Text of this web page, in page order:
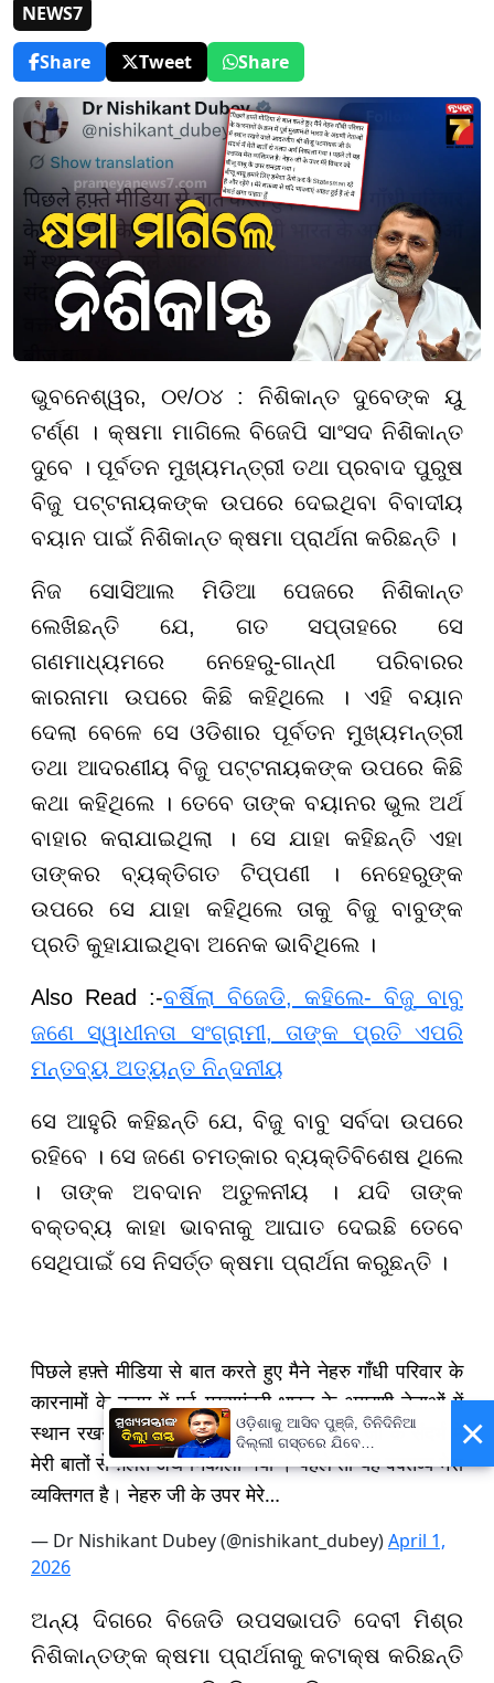
NEWS7
Share
Tweet Share
ଭୁବନେଶ୍ୱର, ୦୧/୦୪ : ନିଶିକାନ୍ତ ଦୁବେଙ୍କ ୟୁ
ଟର୍ଣ୍ଣ । କ୍ଷମା ମାଗିଲେ ବିଜେପି ସାଂସଦ ନିଶିକାନ୍ତ
ଦୁବେ । ପୂର୍ବତନ ମୁଖ୍ୟମନ୍ତ୍ରୀ ତଥା ପ୍ରବାଦ ପୁରୁଷ
ବିଜୁ ପଟ୍ଟନାୟକଙ୍କ ଉପରେ ଦେଇଥିବା ବିବାଦୀୟ
ବୟାନ ପାଇଁ ନିଶିକାନ୍ତ କ୍ଷମା ପ୍ରାର୍ଥନା କରିଛନ୍ତି ।
ନିଜ ସୋସିଆଲ ମିଡିଆ ପେଜରେ ନିଶିକାନ୍ତ
ଲେଖିଛନ୍ତି ଯେ, ଗତ ସପ୍ତାହରେ ସେ
ଗଣମାଧ୍ୟମରେ ନେହେରୁ-ଗାନ୍ଧୀ ପରିବାରର
କାରନାମା ଉପରେ କିଛି କହିଥିଲେ । ଏହି ବୟାନ
ଦେଲା ବେଳେ ସେ ଓଡିଶାର ପୂର୍ବତନ ମୁଖ୍ୟମନ୍ତ୍ରୀ
ତଥା ଆଦରଣୀୟ ବିଜୁ ପଟ୍ଟନାୟକଙ୍କ ଉପରେ କିଛି
କଥା କହିଥିଲେ । ତେବେ ତାଙ୍କ ବୟାନର ଭୁଲ ଅର୍ଥ
ବାହାର କରାଯାଇଥିଲା । ସେ ଯାହା କହିଛନ୍ତି ଏହା
ତାଙ୍କର ବ୍ୟକ୍ତିଗତ ଟିପ୍ପଣୀ । ନେହେରୁଙ୍କ
ଉପରେ ସେ ଯାହା କହିଥିଲେ ତାକୁ ବିଜୁ ବାବୁଙ୍କ
ପ୍ରତି କୁହାଯାଇଥିବା ଅନେକ ଭାବିଥିଲେ ।
Also Read :-ବର୍ଷିଲା ବିଜେଡି, କହିଲେ- ବିଜୁ ବାବୁ
ଜଣେ ସ୍ୱାଧୀନତା ସଂଗ୍ରାମୀ, ତାଙ୍କ ପ୍ରତି ଏପରି
ମନ୍ତବ୍ୟ ଅତ୍ୟନ୍ତ ନିନ୍ଦନୀୟ
ସେ ଆହୁରି କହିଛନ୍ତି ଯେ, ବିଜୁ ବାବୁ ସର୍ବଦା ଉପରେ
ରହିବେ । ସେ ଜଣେ ଚମତ୍କାର ବ୍ୟକ୍ତିବିଶେଷ ଥିଲେ
। ତାଙ୍କ ଅବଦାନ ଅତୁଳନୀୟ । ଯଦି ତାଙ୍କ
ବକ୍ତବ୍ୟ କାହା ଭାବନାକୁ ଆଘାତ ଦେଇଛି ତେବେ
ସେଥିପାଇଁ ସେ ନିସର୍ତ୍ତ କ୍ଷମା ପ୍ରାର୍ଥନା କରୁଛନ୍ତି ।
पिछले हफ़्ते मीडिया से बात करते हुए मैने नेहरु गॉंधी परिवार के
कारनामों के क्रम में पूर्व मुख्यमंत्री भारत के अग्रणी नेताओं में
स्थान रखने वाले आदरणीय श्री बीजू पटनायक जी के संदर्भ में
मेरी बातों से ग़लत अर्थ निकाला गया । पहले तो यह वक्तव्य मेरा
व्यक्तिगत है। नेहरु जी के उपर मेरे…
— Dr Nishikant Dubey (@nishikant_dubey)April 1,
2026
ଅନ୍ୟ ଦିଗରେ ବିଜେଡି ଉପସଭାପତି ଦେବୀ ମିଶ୍ର
ନିଶିକାନ୍ତଙ୍କ କ୍ଷମା ପ୍ରାର୍ଥନାକୁ କଟାକ୍ଷ କରିଛନ୍ତି
×
ଓଡ଼ିଶାକୁ ଆସିବ ପୁଞ୍ଜି, ତିନିଦିନିଆ
ଦିଲ୍ଲୀ ଗସ୍ତରେ ଯିବେ